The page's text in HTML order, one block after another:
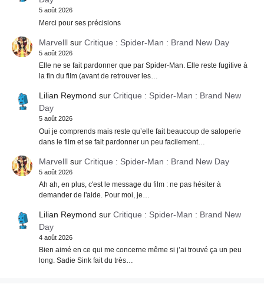
5 août 2026
Merci pour ses précisions
Marvelllsur Critique : Spider-Man : Brand New Day
5 août 2026
Elle ne se fait pardonner que par Spider-Man. Elle reste fugitive à
la fin du film (avant de retrouver les…
Lilian Reymond sur Critique : Spider-Man : Brand New
Day
5 août 2026
Oui je comprends mais reste qu’elle fait beaucoup de saloperie
dans le film et se fait pardonner un peu facilement…
Marvelllsur Critique : Spider-Man : Brand New Day
5 août 2026
Ah ah, en plus, c'est le message du film : ne pas hésiter à
demander de l'aide. Pour moi, je…
Lilian Reymond sur Critique : Spider-Man : Brand New
Day
4 août 2026
Bien aimé en ce qui me concerne même si j’ai trouvé ça un peu
long. Sadie Sink fait du très…